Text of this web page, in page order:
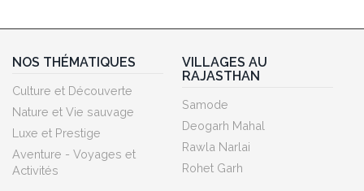
NOS THÉMATIQUES
Culture et Découverte
Nature et Vie sauvage
Luxe et Prestige
Aventure - Voyages et
Activités
VILLAGES AU
RAJASTHAN
Samode
Deogarh Mahal
Rawla Narlai
Rohet Garh